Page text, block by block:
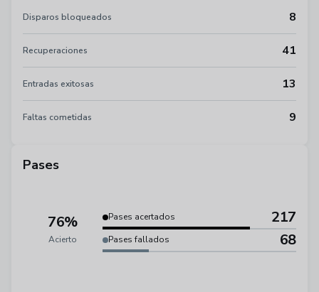
Disparos bloqueados 8
Recuperaciones 41
Entradas exitosas 13
Faltas cometidas 9
Pases
76%
Acierto
Pases acertados 217
Pases fallados 68